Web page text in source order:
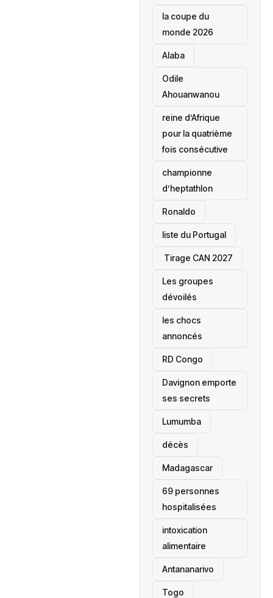
la coupe du
monde 2026
Alaba
Odile
Ahouanwanou
reine d’Afrique
pour la quatrième
fois consécutive
championne
d’heptathlon
Ronaldo
liste du Portugal
‎ Tirage CAN 2027
Les groupes
dévoilés
les chocs
annoncés
‎RD Congo
Davignon emporte
ses secrets
Lumumba
décès
‎Madagascar
69 personnes
hospitalisées
intoxication
alimentaire
Antananarivo
‎Togo